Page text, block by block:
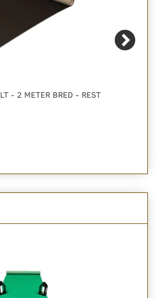
- 2 METER BRED - REST